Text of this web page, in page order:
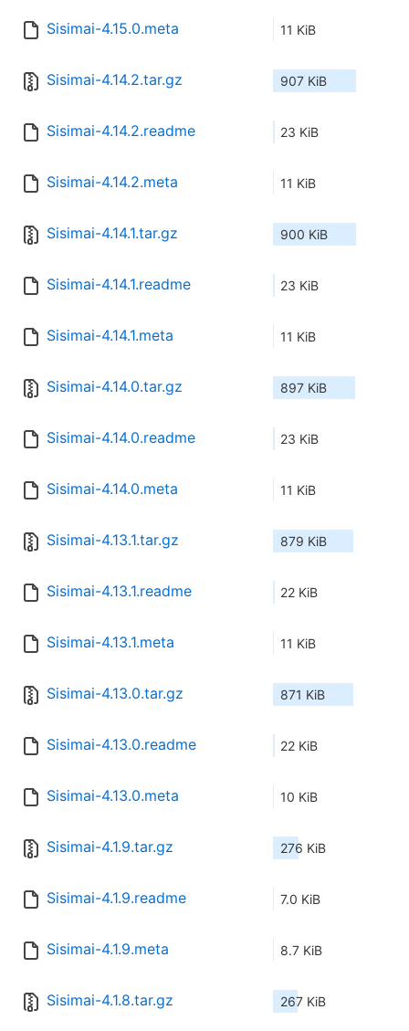
Sisimai-4.15.0.meta 11 KiB
Sisimai-4.14.2.tar.gz 907 KiB
Sisimai-4.14.2.readme 23 KiB
Sisimai-4.14.2.meta 11 KiB
Sisimai-4.14.1.tar.gz 900 KiB
Sisimai-4.14.1.readme 23 KiB
Sisimai-4.14.1.meta 11 KiB
Sisimai-4.14.0.tar.gz 897 KiB
Sisimai-4.14.0.readme 23 KiB
Sisimai-4.14.0.meta 11 KiB
Sisimai-4.13.1.tar.gz 879 KiB
Sisimai-4.13.1.readme 22 KiB
Sisimai-4.13.1.meta 11 KiB
Sisimai-4.13.0.tar.gz 871 KiB
Sisimai-4.13.0.readme 22 KiB
Sisimai-4.13.0.meta 10 KiB
Sisimai-4.1.9.tar.gz 276 KiB
Sisimai-4.1.9.readme 7.0 KiB
Sisimai-4.1.9.meta 8.7 KiB
Sisimai-4.1.8.tar.gz 267 KiB